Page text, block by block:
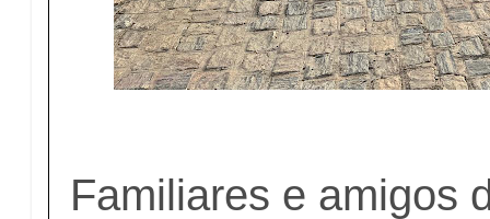
Familiares e amigos